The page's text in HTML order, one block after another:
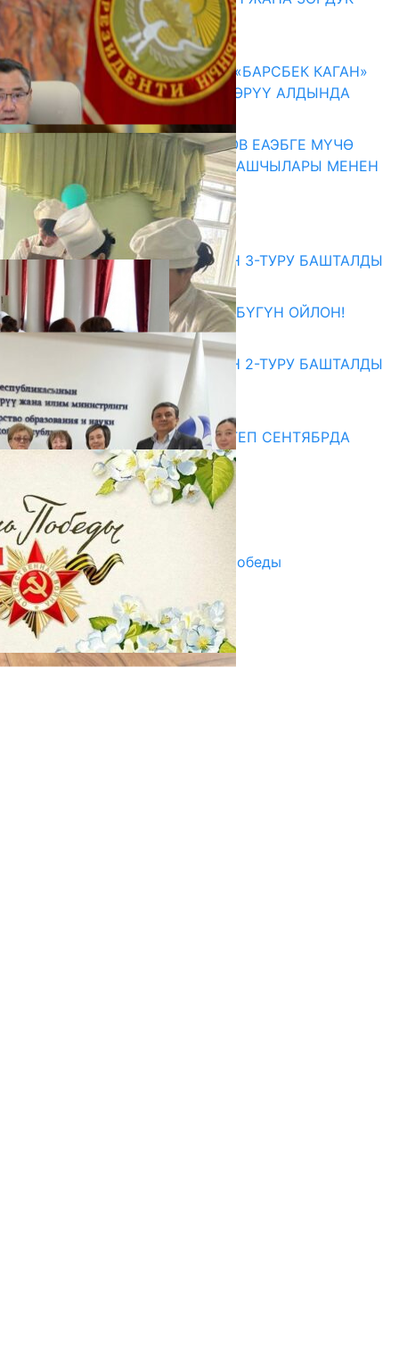
ЗОМБУЛУКТАН КОРГОО
07.08.2026
КЫРГЫЗ ТАРЫХЫ ТАСМАДА: «БАРСБЕК КАГАН»
КӨРКӨМ ТАСМАСЫ ЖАРЫК КӨРҮҮ АЛДЫНДА
07.08.2026
ПРЕЗИДЕНТ САДЫР ЖАПАРОВ ЕАЭБГЕ МҮЧӨ
МАМЛЕКЕТТЕРДИН ӨКМӨТ БАШЧЫЛАРЫ МЕНЕН
ЖОЛУГУШТУ
07.08.2026
Абитуриент
ЖОЖДОРГО КАБЫЛ АЛУУНУН 3-ТУРУ БАШТАЛДЫ
27.07.2026
ӨЗҮҢДҮН КЕЛЕЧЕГИҢ ҮЧҮН БҮГҮН ОЙЛОН!
20.07.2026
ЖОЖДОРГО КАБЫЛ АЛУУНУН 2-ТУРУ БАШТАЛДЫ
20.07.2026
Медиа
СУЗАКТА 750 ОРУНДУУ МЕКТЕП СЕНТЯБРДА
ПАЙДАЛАНУУГА БЕРИЛЕТ
07.08.2025
Улуу Жеңиштин жандуу сөзү
29.04.2025
Награды в преддверии Дня Победы
29.04.2025